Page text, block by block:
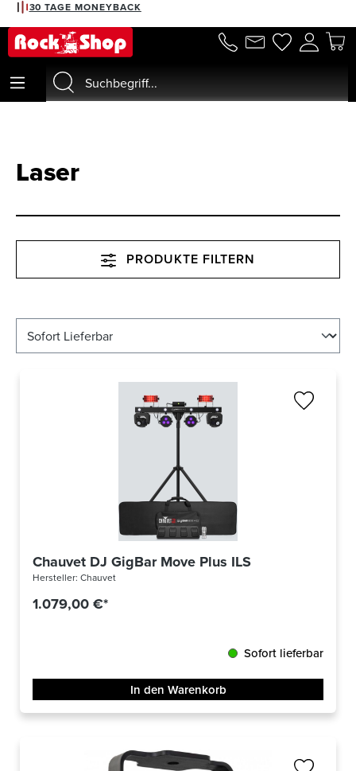
springen
30 TAGE MONEYBACK
Laser
PRODUKTE FILTERN
Chauvet DJ GigBar Move Plus ILS
Hersteller: Chauvet
1.079,00 €*
Sofort lieferbar
In den Warenkorb